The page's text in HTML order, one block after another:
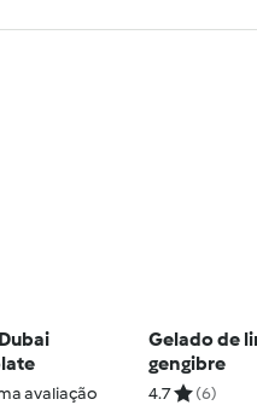
avaliação
Gelado de
gengibre
4.7 (6)